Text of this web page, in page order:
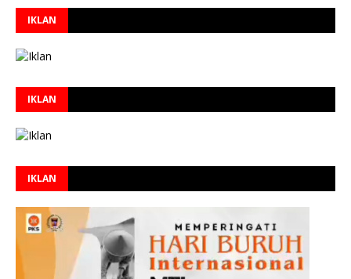
IKLAN
IKLAN
IKLAN